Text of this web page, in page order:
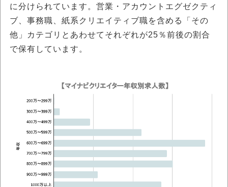
に分けられています。営業・アカウントエグゼクティ
ブ、事務職、紙系クリエイティブ職を含める「その
他」カテゴリとあわせてそれぞれが25％前後の割合
で保有しています。